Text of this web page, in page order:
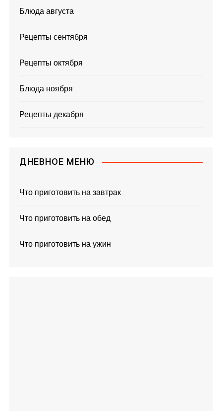
Блюда августа
Рецепты сентября
Рецепты октября
Блюда ноября
Рецепты декабря
ДНЕВНОЕ МЕНЮ
Что приготовить на завтрак
Что приготовить на обед
Что приготовить на ужин